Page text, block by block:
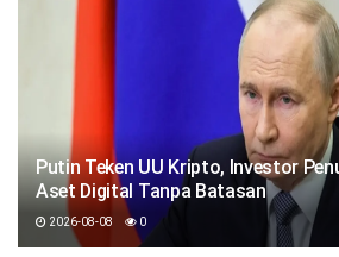
Putin Teken UU Kripto, Investor
Aset Digital Tanpa Batasan
2026-08-08 0